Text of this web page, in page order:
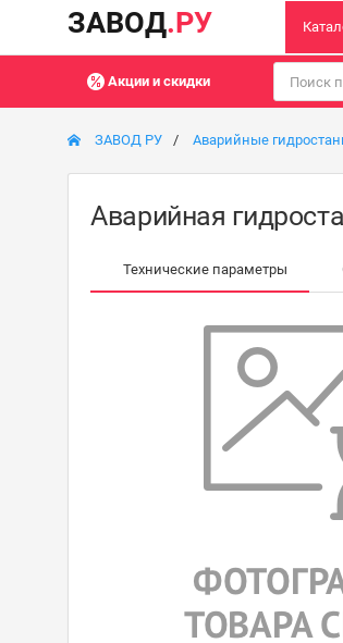
ЗАВОД.РУ
Акции и скидки
ЗАВОД РУ Аварийные
Аварийная
Технические параметры